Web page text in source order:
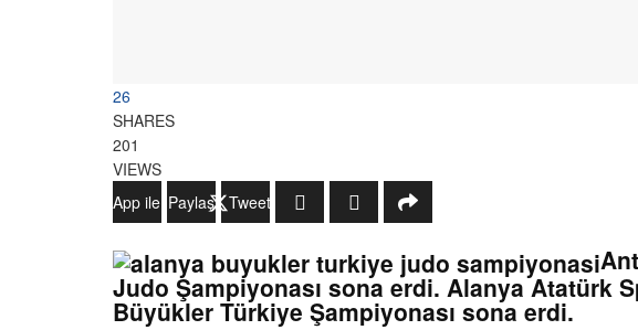
26
SHARES
201
VIEWS
WhatsApp ile Gönder
Paylaş Tweetle
Judo Şampiyonası sona erdi. Alanya Atatürk
Büyükler Türkiye Şampiyonası sona erdi.